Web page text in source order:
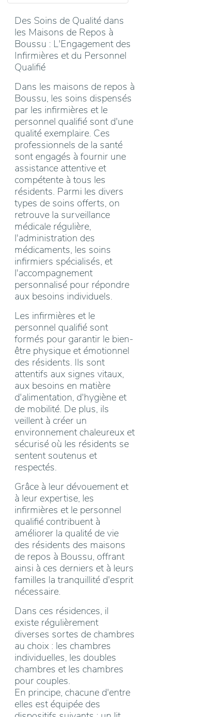
Des Soins de Qualité dans
les Maisons de Repos à
Boussu : L'Engagement des
Infirmières et du Personnel
Qualifié
Dans les maisons de repos à
Boussu, les soins dispensés
par les infirmières et le
personnel qualifié sont d'une
qualité exemplaire. Ces
professionnels de la santé
sont engagés à fournir une
assistance attentive et
compétente à tous les
résidents. Parmi les divers
types de soins offerts, on
retrouve la surveillance
médicale régulière,
l'administration des
médicaments, les soins
infirmiers spécialisés, et
l'accompagnement
personnalisé pour répondre
aux besoins individuels.
Les infirmières et le
personnel qualifié sont
formés pour garantir le bien-
être physique et émotionnel
des résidents. Ils sont
attentifs aux signes vitaux,
aux besoins en matière
d'alimentation, d'hygiène et
de mobilité. De plus, ils
veillent à créer un
environnement chaleureux et
sécurisé où les résidents se
sentent soutenus et
respectés.
Grâce à leur dévouement et
à leur expertise, les
infirmières et le personnel
qualifié contribuent à
améliorer la qualité de vie
des résidents des maisons
de repos à Boussu, offrant
ainsi à ces derniers et à leurs
familles la tranquillité d'esprit
nécessaire.
Dans ces résidences, il
existe régulièrement
diverses sortes de chambres
au choix : les chambres
individuelles, les doubles
chambres et les chambres
pour couples.
En principe, chacune d'entre
elles est équipée des